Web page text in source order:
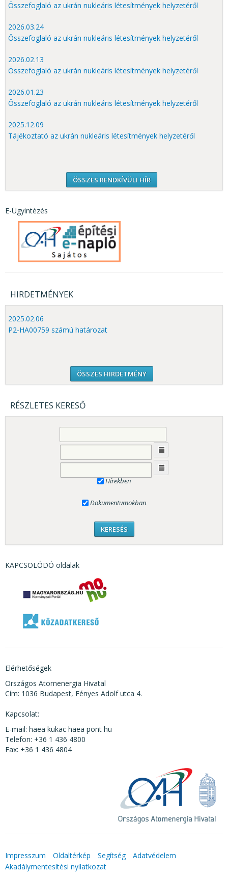
Összefoglaló az ukrán nukleáris létesítmények helyzetéről
2026.03.24
Összefoglaló az ukrán nukleáris létesítmények helyzetéről
2026.02.13
Összefoglaló az ukrán nukleáris létesítmények helyzetéről
2026.01.23
Összefoglaló az ukrán nukleáris létesítmények helyzetéről
2025.12.09
Tájékoztató az ukrán nukleáris létesítmények helyzetéről
ÖSSZES RENDKÍVÜLI HÍR
E-Ügyintézés
HIRDETMÉNYEK
2025.02.06
P2-HA00759 számú határozat
ÖSSZES HIRDETMÉNY
RÉSZLETES KERESŐ
Hírekben
Dokumentumokban
KAPCSOLÓDÓ oldalak
Elérhetőségek
Országos Atomenergia Hivatal
Cím: 1036 Budapest, Fényes Adolf utca 4.
Kapcsolat:
E-mail: haea kukac haea pont hu
Telefon: +36 1 436 4800
Fax: +36 1 436 4804
Impresszum Oldaltérkép Segítség
Adatvédelem
Akadálymentesítési nyilatkozat